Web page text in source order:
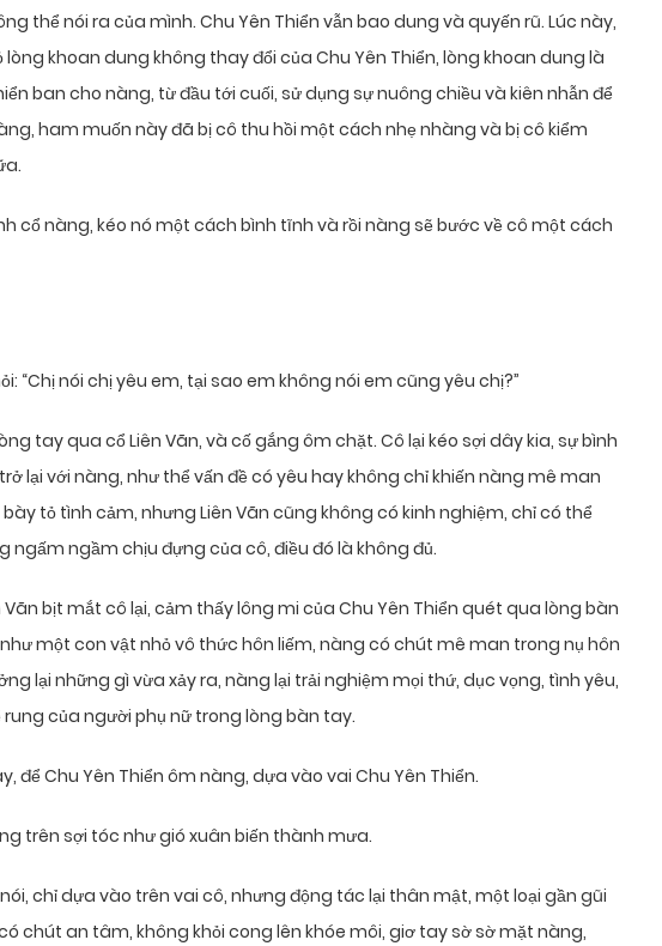
thể nói ra của mình. Chu Yên Thiển vẫn bao dung và quyến rũ. Lúc này,
lòng khoan dung không thay đổi của Chu Yên Thiển, lòng khoan dung là
ban cho nàng, từ đầu tới cuối, sử dụng sự nuông chiều và kiên nhẫn để
ham muốn này đã bị cô thu hồi một cách nhẹ nhàng và bị cô kiểm
cổ nàng, kéo nó một cách bình tĩnh và rồi nàng sẽ bước về cô một cách
“Chị nói chị yêu em, tại sao em không nói em cũng yêu chị?”
tay qua cổ Liên Vãn, và cố gắng ôm chặt. Cô lại kéo sợi dây kia, sự bình
lại với nàng, như thể vấn đề có yêu hay không chỉ khiến nàng mê man
tỏ tình cảm, nhưng Liên Vãn cũng không có kinh nghiệm, chỉ có thể
ngấm ngầm chịu đựng của cô, điều đó là không đủ.
Vãn bịt mắt cô lại, cảm thấy lông mi của Chu Yên Thiển quét qua lòng bàn
một con vật nhỏ vô thức hôn liếm, nàng có chút mê man trong nụ hôn
lại những gì vừa xảy ra, nàng lại trải nghiệm mọi thứ, dục vọng, tình yêu,
của người phụ nữ trong lòng bàn tay.
để Chu Yên Thiển ôm nàng, dựa vào vai Chu Yên Thiển.
trên sợi tóc như gió xuân biến thành mưa.
chỉ dựa vào trên vai cô, nhưng động tác lại thân mật, một loại gần gũi
chút an tâm, không khỏi cong lên khóe môi, giơ tay sờ sờ mặt nàng,